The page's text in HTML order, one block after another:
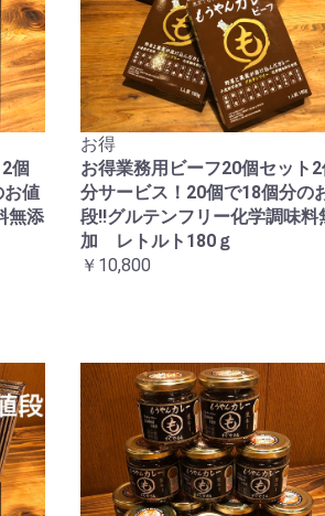
個
お値
無添
お得
お得業務用ビーフ20個セット2
分サービス！20個で18個分の
段!!グルテンフリー化学調味料
加 レトルト180ｇ
￥10,800